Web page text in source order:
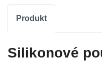
Produkt
Silikonové